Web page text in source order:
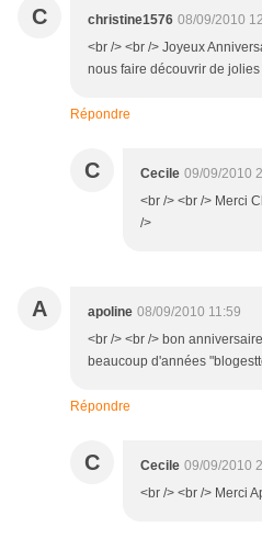
C christine1576 08/09/2010
<br /> <br /> Joyeux
nous faire découvrir de
Répondre
C Cecile 09/09/2010
<br /> <br /> Merci
/>
A apoline 08/09/2010 11:59
<br /> <br /> bon
beaucoup d'années
Répondre
C Cecile 09/09/2010
<br /> <br /> Merci